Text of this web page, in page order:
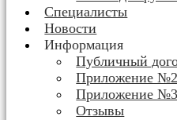
Специалисты
Новости
Информация
Публичный
Приложение №2.
Приложение
Отзывы